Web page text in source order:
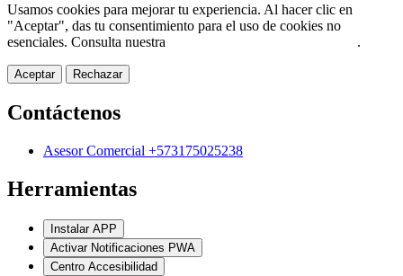
Usamos cookies para mejorar tu experiencia. Al hacer clic en
"Aceptar", das tu consentimiento para el uso de cookies no
esenciales. Consulta nuestra
.
Aceptar Rechazar
Contáctenos
Asesor Comercial +573175025238
Herramientas
Instalar APP
Activar Notificaciones PWA
Centro Accesibilidad